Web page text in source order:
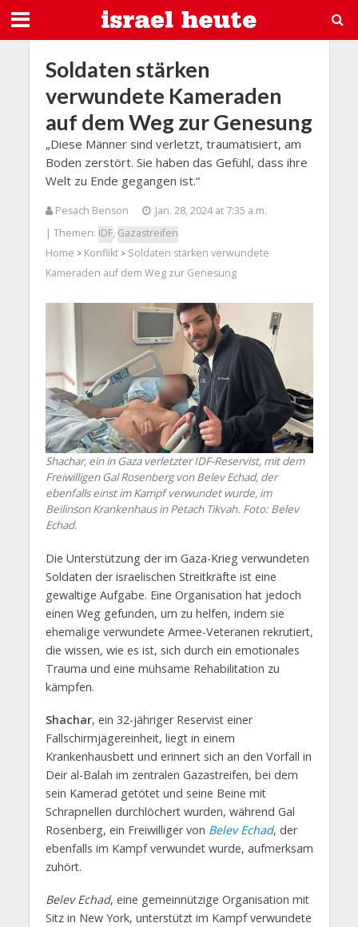
Soldaten stärken
verwundete Kameraden
auf dem Weg zur Genesung
„Diese Männer sind verletzt, traumatisiert, am
Boden zerstört. Sie haben das Gefühl, dass ihre
Welt zu Ende gegangen ist.“
Pesach Benson
Jan. 28, 2024 at 7:35 a.m.
| Themen: IDF, Gazastreifen
Home > Konflikt> Soldaten stärken verwundete
Kameraden auf dem Weg zur Genesung
Shachar, ein in Gaza verletzter IDF-Reservist, mit dem
Freiwilligen Gal Rosenberg von Belev Echad, der
ebenfalls einst im Kampf verwundet wurde, im
Beilinson Krankenhaus in Petach Tikvah. Foto: Belev
Echad.
Die Unterstützung der im Gaza-Krieg verwundeten
Soldaten der israelischen Streitkräfte ist eine
gewaltige Aufgabe. Eine Organisation hat jedoch
einen Weg gefunden, um zu helfen, indem sie
ehemalige verwundete Armee-Veteranen rekrutiert,
die wissen, wie es ist, sich durch ein emotionales
Trauma und eine mühsame Rehabilitation zu
kämpfen.
Shachar, ein 32-jähriger Reservist einer
Fallschirmjägereinheit, liegt in einem
Krankenhausbett und erinnert sich an den Vorfall in
Deir al-Balah im zentralen Gazastreifen, bei dem
sein Kamerad getötet und seine Beine mit
Schrapnellen durchlöchert wurden, während Gal
Rosenberg, ein Freiwilliger von Belev Echad, der
ebenfalls im Kampf verwundet wurde, aufmerksam
zuhört.
Belev Echad, eine gemeinnützige Organisation mit
Sitz in New York, unterstützt im Kampf verwundete